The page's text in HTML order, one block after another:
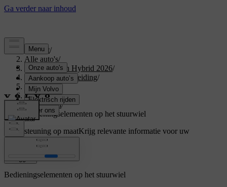
Support/
Alle auto's/
XC60 Plug-in Hybrid 2026/
Gebruikershandleiding/
Driving/
Besturing/
Stuurwiel/
Bedieningselementen op het stuurwiel
Ondersteuning op maatKrijg relevante informatie voor uw
specifieke auto.
Bedieningselementen op het stuurwiel